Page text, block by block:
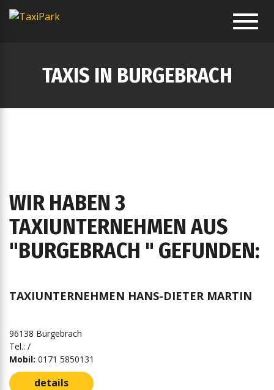
TAXIS IN BURGEBRACH
WIR HABEN 3
TAXIUNTERNEHMEN AUS
"BURGEBRACH " GEFUNDEN:
TAXIUNTERNEHMEN HANS-DIETER MARTIN
96138 Burgebrach
Tel.: /
Mobil: 0171 5850131
details